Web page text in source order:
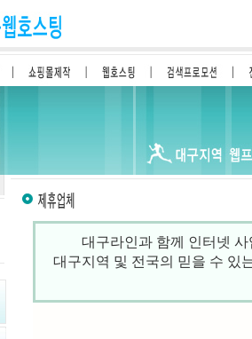
대구라인과 함께 인터넷
대구지역 및 전국의 믿을 수 있